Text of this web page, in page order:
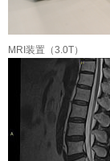
MRI装置（3.0T）